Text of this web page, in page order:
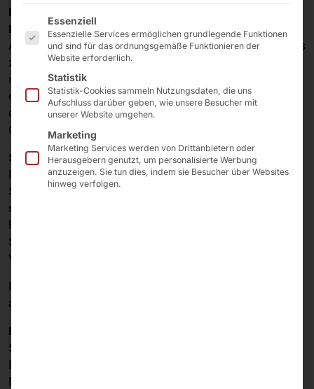
Im Rahmen dieser Verpflichtung bieten wir unseren
Kunden ein umfassendes Rücknahmekonzept an:
Altgeräte können am Ende ihres Lebenszyklus kostenlos
zur Rückgabe angemeldet werden. Hierbei ist es
unerheblich, ob die Geräte direkt bei uns oder über
einen Partner bezogen wurden – wichtig ist lediglich,
dass sie ursprünglich durch die Pyramid Computer
GmbH in Verkehr gebracht wurden.
So funktioniert die Rückgabe:
Eine bevorstehende Entsorgung von Geräten können
Sie einfach und unkompliziert per E-Mail an
support(at)pyramid.de
Formular melden. Nach Eingang Ihrer Anfrage erhalten
Sie von uns eine Bestätigung sowie Hinweise zur
Vorbereitung des Versands.
Bitte senden Sie die betreffenden Geräte anschließend
an unser zentrales Service-Center:
Pyramid Computer GmbH
Service-Center
Bötzinger Straße 60
D-79111 Freiburg
Es folgt eine Liste der Service-Gruppen, für die eine
Essenziell
Essenzielle Services ermöglichen grundlegende Funktionen
und sind für das ordnungsgemäße Funktionieren der
Website erforderlich.
Statistik
Statistik-Cookies sammeln Nutzungsdaten, die uns
Aufschluss darüber geben, wie unsere Besucher mit
unserer Website umgehen.
Marketing
Marketing Services werden von Drittanbietern oder
Herausgebern genutzt, um personalisierte Werbung
anzuzeigen. Sie tun dies, indem sie Besucher über Websites
hinweg verfolgen.